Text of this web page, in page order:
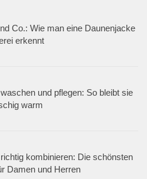
Co.: Wie man eine Daunenjacke
erkennt
und pflegen: So bleibt sie
warm
kombinieren: Die schönsten
Damen und Herren